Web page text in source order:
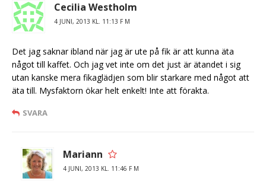
Cecilia Westholm
4 JUNI, 2013 KL. 11:13 F M
Det jag saknar ibland när jag är ute på fik är att kunna äta
något till kaffet. Och jag vet inte om det just är ätandet i sig
utan kanske mera fikaglädjen som blir starkare med något att
äta till. Mysfaktorn ökar helt enkelt! Inte att förakta.
SVARA
Mariann
4 JUNI, 2013 KL. 11:46 F M